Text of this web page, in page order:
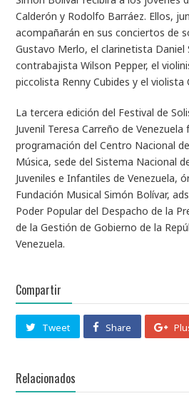
Calderón y Rodolfo Barráez. Ellos,
acompañarán en sus conciertos de
Gustavo Merlo, el clarinetista Daniel
contrabajista Wilson Pepper, el
piccolista Renny Cubides y el violista
La tercera edición del Festival de
Juvenil Teresa Carreño de
programación del Centro Nacional
Música, sede del Sistema Nacional
Juveniles e Infantiles de Venezuela,
Fundación Musical Simón Bolívar,
Poder Popular del Despacho de la
de la Gestión de Gobierno de la
Venezuela.
Compartir
Tweet Share
Relacionados